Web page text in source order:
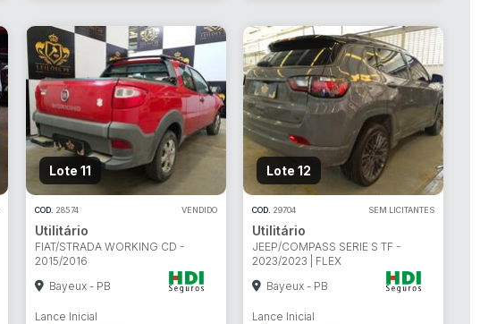
Lote 11
COD. 28574 VENDIDO
Utilitário
FIAT/STRADA WORKING CD -
2015/2016
Bayeux - PB
Lance Inicial
Lote 12
COD. 29704 SEM LICITANTES
Utilitário
JEEP/COMPASS SERIE S TF -
2023/2023 | FLEX
Bayeux - PB
Lance Inicial